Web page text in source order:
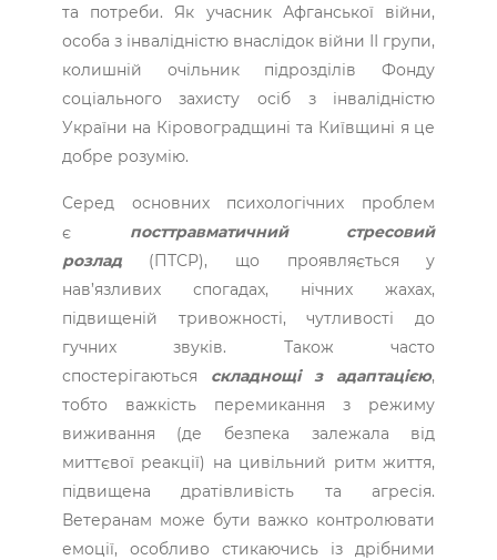
та потреби. Як учасник ­Афганської війни,
особа з інвалідністю внаслідок війни ІІ групи,
колишній очільник підрозділів Фонду
соціального захисту осіб з інвалідністю
України на Кіровоградщині та Київщині я це
добре розумію.
Серед основних психологічних проблем
є посттравматичний стресовий
розлад(ПТСР), що проявляється у
нав’язливих спогадах, нічних жахах,
підвищеній тривожності, чутливості до
гучних звуків. Також часто
спостерігаються складнощі з адаптацією,
тобто важкість перемикання з режиму
виживання (де безпека залежала від
миттєвої реакції) на цивільний ритм життя,
підвищена дратівливість та агресія.
Ветеранам може бути важко контролювати
емоції, особливо стикаючись із дрібними